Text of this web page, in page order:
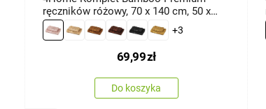
ręczników różowy, 70 x 140 cm, 50 x
100 cm
+3
69,99zł
Do koszyka